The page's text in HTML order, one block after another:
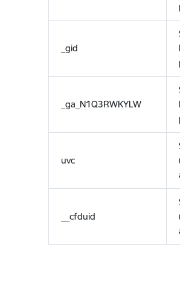
_gid
_ga_N1Q3RWKYLW
uvc
__cfduid